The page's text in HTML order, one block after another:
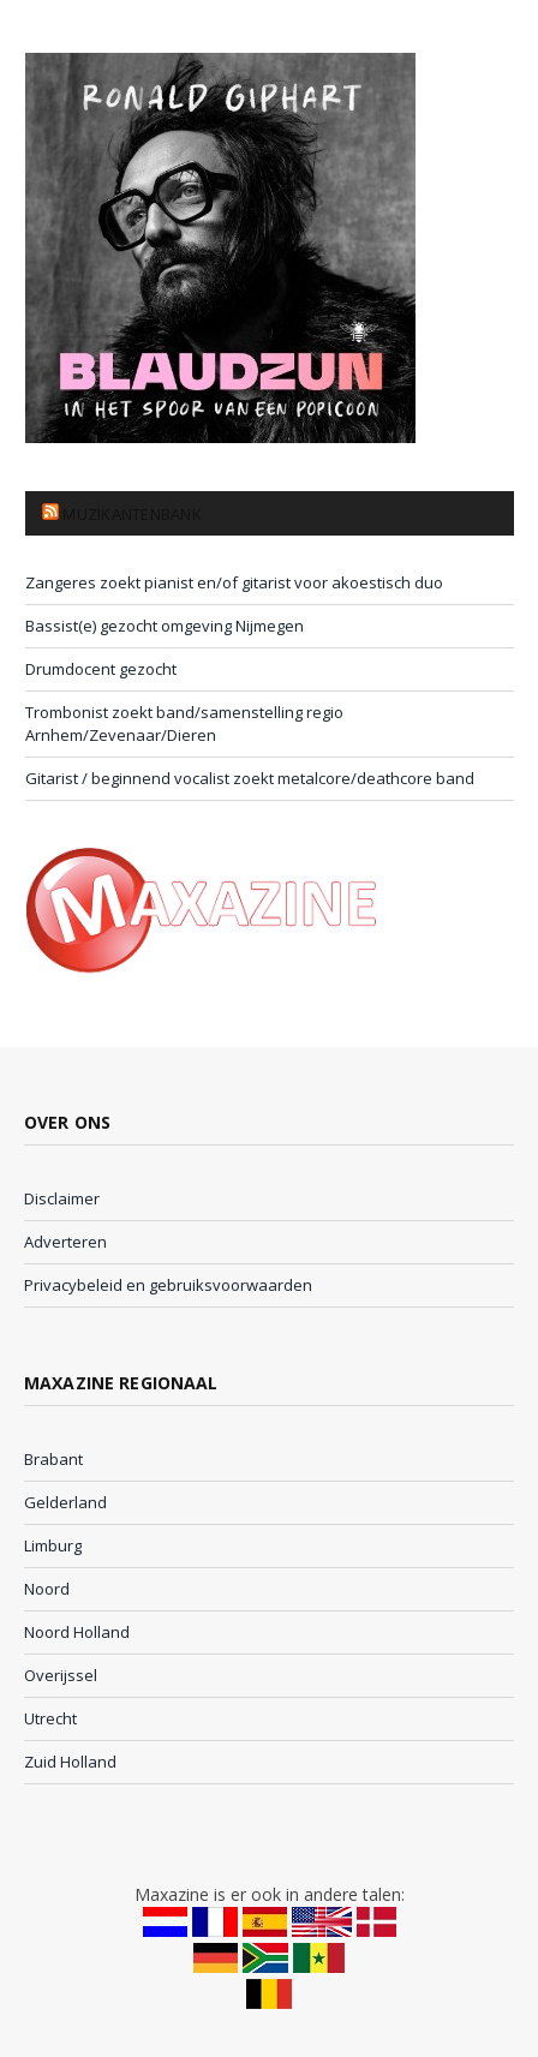
Zangeres zoekt pianist en/of gitarist voor akoestisch duo
Bassist(e) gezocht omgeving Nijmegen
Drumdocent gezocht
Trombonist zoekt band/samenstelling regio
Arnhem/Zevenaar/Dieren
Gitarist / beginnend vocalist zoekt metalcore/deathcore band
OVER ONS
Disclaimer
Adverteren
Privacybeleid en gebruiksvoorwaarden
MAXAZINE REGIONAAL
Brabant
Gelderland
Limburg
Noord
Noord Holland
Overijssel
Utrecht
Zuid Holland
Maxazine is er ook in andere talen: